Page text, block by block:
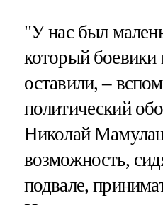
"У нас был
который боевики
оставили, –
политический
Николай
возможность,
подвале,